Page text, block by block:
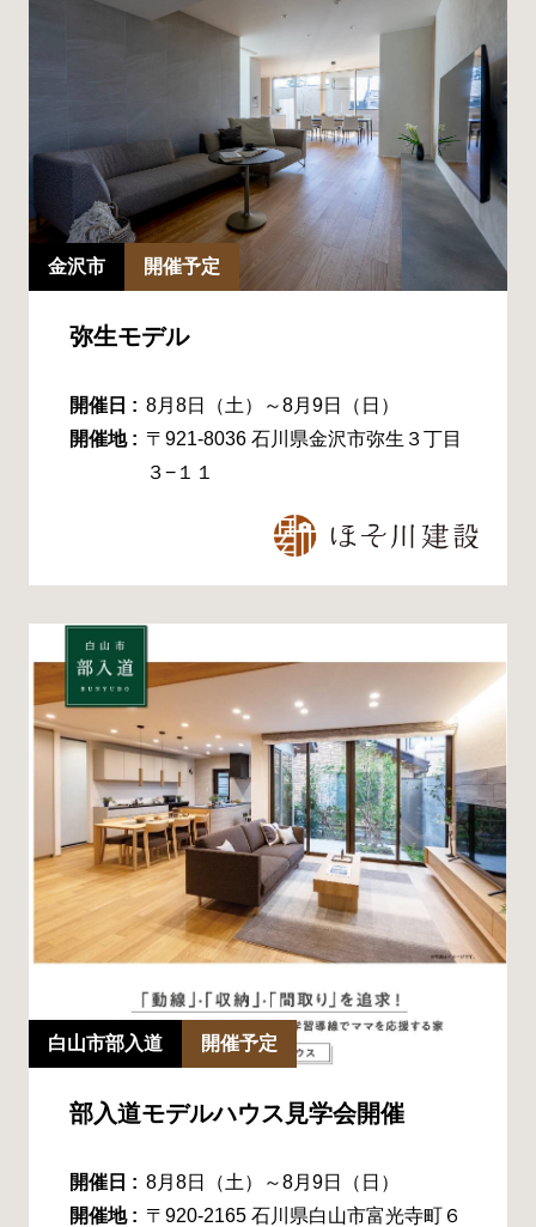
金沢市 開催予定
弥生モデル
開催日 : 8月8日（土）～8月9日（日）
開催地 : 〒921-8036 石川県金沢市弥生３丁目
３−１１
白山市部入道 開催予定
部入道モデルハウス見学会開催
開催日 : 8月8日（土）～8月9日（日）
開催地 : 〒920-2165 石川県白山市富光寺町６